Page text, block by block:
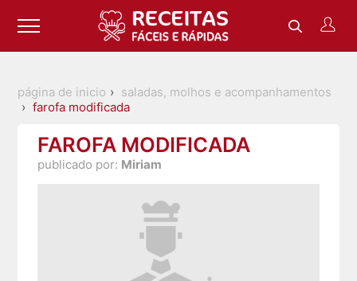
página de inicio
saladas, molhos e acompanhamentos
farofa modificada
FAROFA MODIFICADA
publicado por: Miriam